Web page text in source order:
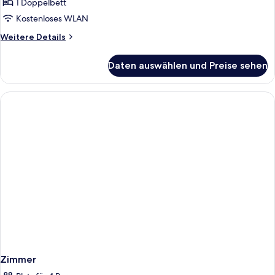
Doppelzimmer
Komfort
anzeigen
1 Doppelbett
Kostenloses WLAN
Weitere Details
Weitere
Komfort
Daten auswählen und Preise sehen
Zimmer